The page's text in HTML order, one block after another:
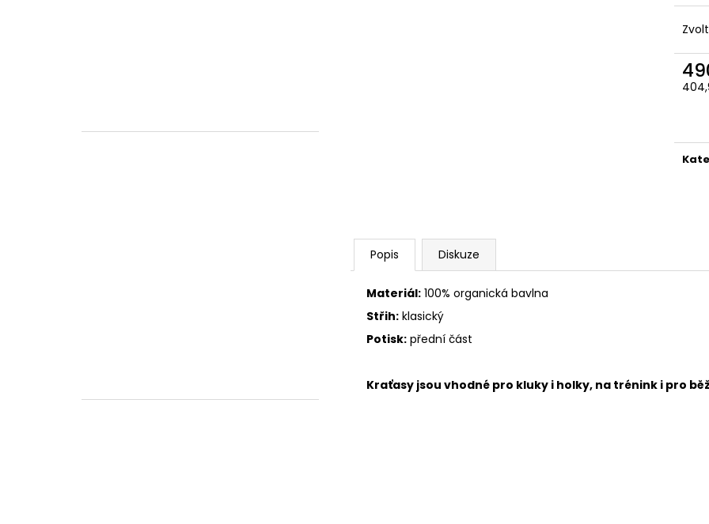
Popis Diskuze
Materiál: 100% organická bavlna
Střih: klasický
Potisk: přední část
Kraťasy jsou vhodné pro kluky i holky, na trénink i pro